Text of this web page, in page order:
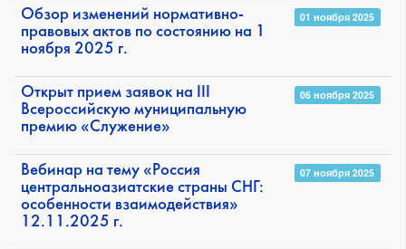
Обзор изменений нормативно-
правовых актов по состоянию на 1
ноября 2025 г.
01 ноября 2025
Открыт прием заявок на III
Всероссийскую муниципальную
премию «Служение»
06 ноября 2025
Вебинар на тему «Россия
центральноазиатские страны СНГ:
особенности взаимодействия»
12.11.2025 г.
07 ноября 2025